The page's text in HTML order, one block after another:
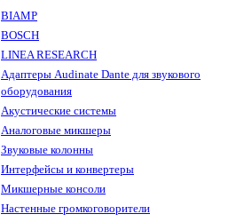
BIAMP
BOSCH
LINEA RESEARCH
Адаптеры Audinate Dante для звукового
оборудования
Акустические системы
Аналоговые микшеры
Звуковые колонны
Интерфейсы и конвертеры
Микшерные консоли
Настенные громкоговорители